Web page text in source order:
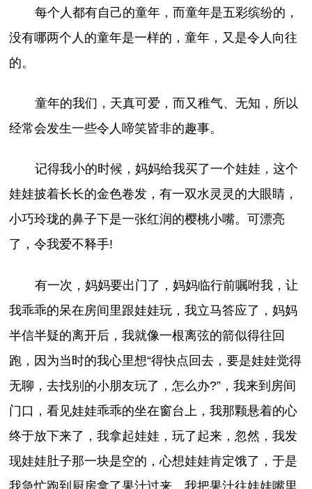
每个人都有自己的童年，而童年是五彩缤纷的，
没有哪两个人的童年是一样的，童年，又是令人向往
的。
童年的我们，天真可爱，而又稚气、无知，所以
经常会发生一些令人啼笑皆非的趣事。
记得我小的时候，妈妈给我买了一个娃娃，这个
娃娃披着长长的金色卷发，有一双水灵灵的大眼睛，
小巧玲珑的鼻子下是一张红润的樱桃小嘴。可漂亮
了，令我爱不释手!
有一次，妈妈要出门了，妈妈临行前嘱咐我，让
我乖乖的呆在房间里跟娃娃玩，我立马答应了，妈妈
半信半疑的离开后，我就像一根离弦的箭似得往回
跑，因为当时的我心里想“得快点回去，要是娃娃觉得
无聊，去找别的小朋友玩了，怎么办?”，我来到房间
门口，看见娃娃乖乖的坐在窗台上，我那颗悬着的心
终于放下来了，我拿起娃娃，玩了起来，忽然，我发
现娃娃肚子那一块是空的，心想娃娃肯定饿了，于是
我急忙跑到厨房拿了果汁过来，我把果汁往娃娃嘴里